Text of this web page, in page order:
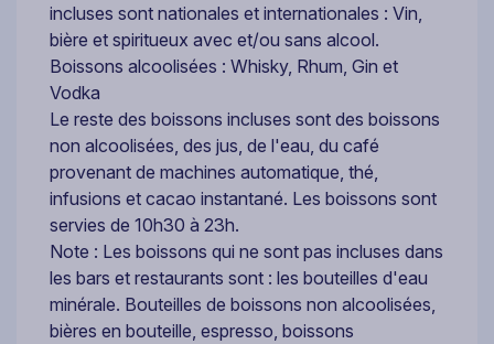
incluses sont nationales et internationales : Vin,
bière et spiritueux avec et/ou sans alcool.
Boissons alcoolisées : Whisky, Rhum, Gin et
Vodka
Le reste des boissons incluses sont des boissons
non alcoolisées, des jus, de l'eau, du café
provenant de machines automatique, thé,
infusions et cacao instantané. Les boissons sont
servies de 10h30 à 23h.
Note : Les boissons qui ne sont pas incluses dans
les bars et restaurants sont : les bouteilles d'eau
minérale. Bouteilles de boissons non alcoolisées,
bières en bouteille, espresso, boissons